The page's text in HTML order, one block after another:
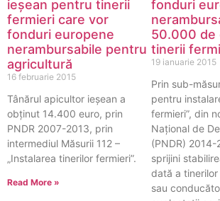
ieșean pentru tinerii
fermieri care vor
fonduri europene
nerambursabile pentru
agricultură
16 februarie 2015
Tânărul apicultor ieșean a
obținut 14.400 euro, prin
PNDR 2007-2013, prin
intermediul Măsurii 112 –
„Instalarea tinerilor fermieri”.
Read More »
fonduri
50.000 de
tinerii
19 ianuarie 2015
Prin sub-
pentru
fermieri”, din
Național de
(PNDR)
sprijini
dată a
sau